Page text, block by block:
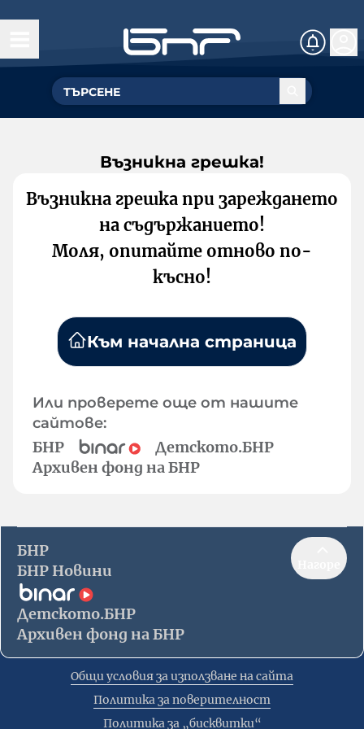
Възникна грешка!
Възникна грешка при зареждането
на съдържанието!
Моля, опитайте отново по-
късно!
Към начална страница
Или проверете още от нашите
сайтове:
БНР
Детското.БНР
Архивен фонд на БНР
БНР
БНР Новини
Детското.БНР
Архивен фонд на БНР
Общи условия за използване на сайта
Политика за поверителност
Политика за „бисквитки“